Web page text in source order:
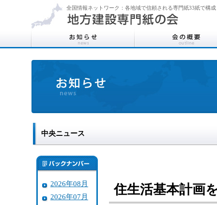
全国情報ネットワーク：各地域で信頼される専門紙33紙で構成
中央ニュース
2026年08月
2026年07月
住生活基本計